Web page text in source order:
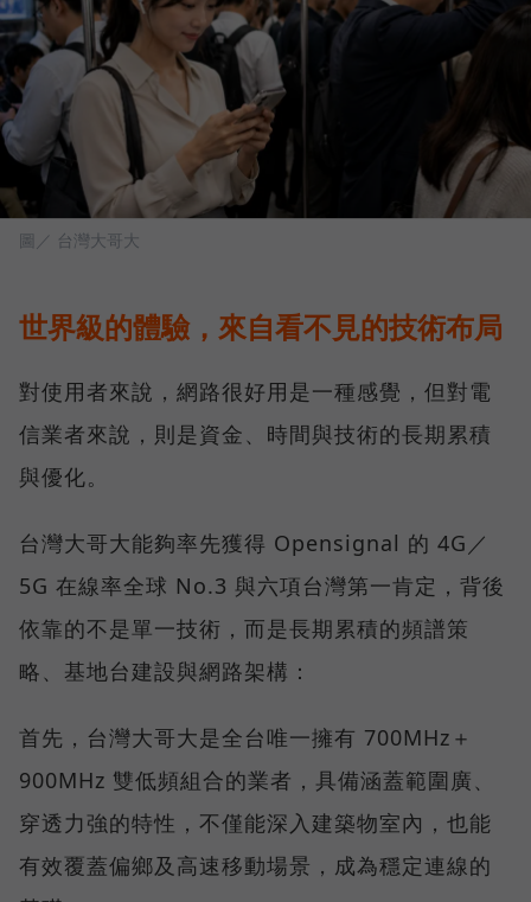
圖／ 台灣大哥大
世界級的體驗，來自看不見的技術布局
對使用者來說，網路很好用是一種感覺，但對電
信業者來說，則是資金、時間與技術的長期累積
與優化。
台灣大哥大能夠率先獲得 Opensignal 的 4G／
5G 在線率全球 No.3 與六項台灣第一肯定，背後
依靠的不是單一技術，而是長期累積的頻譜策
略、基地台建設與網路架構：
首先，台灣大哥大是全台唯一擁有 700MHz＋
900MHz 雙低頻組合的業者，具備涵蓋範圍廣、
穿透力強的特性，不僅能深入建築物室內，也能
有效覆蓋偏鄉及高速移動場景，成為穩定連線的